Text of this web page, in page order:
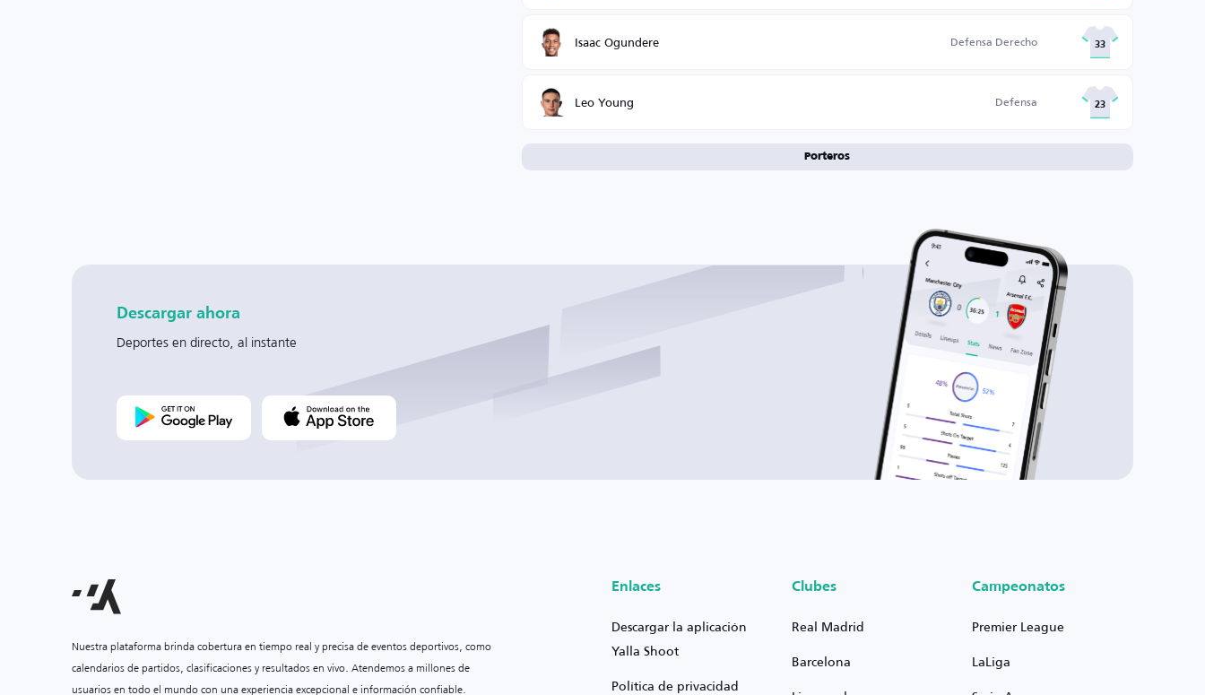
Isaac Ogundere Defensa Derecho 33
Leo Young Defensa 23
Porteros
Descargar ahora
Deportes en directo, al instante
Nuestra plataforma brinda cobertura en tiempo real y precisa de eventos deportivos, como
calendarios de partidos, clasificaciones y resultados en vivo. Atendemos a millones de
usuarios en todo el mundo con una experiencia excepcional e información confiable.
Enlaces
Descargar la aplicación
Yalla Shoot
Política de privacidad
Clubes
Real Madrid
Barcelona
Campeonatos
Premier League
LaLiga